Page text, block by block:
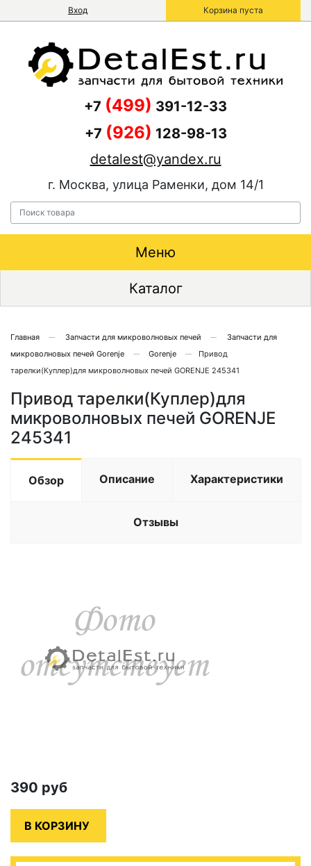
Вход Корзина пуста
+7 (499) 391-12-33
+7 (926) 128-98-13
detalest@yandex.ru
г. Москва, улица Раменки, дом 14/1
Меню
Каталог
Главная Запчасти для микроволновых печей
Запчасти для
микроволновых печей Gorenje
Gorenje
Привод
тарелки(Куплер)для микроволновых печей GORENJE 245341
Привод тарелки(Куплер)для
микроволновых печей GORENJE
245341
Обзор Описание Характеристики
Отзывы
390 руб